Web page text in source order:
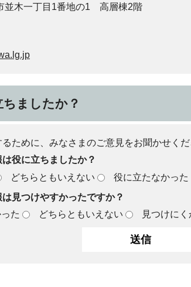
木一丁目1番地の1 高層棟2階
ましたか？
ために、みなさまのご意見をお聞かせくだ
役に立ちましたか？
どちらともいえない
役に立たなかった
見つけやすかったですか？
た どちらともいえない 見つけにく